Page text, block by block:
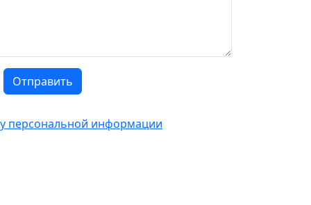
Отправить
персональной информации